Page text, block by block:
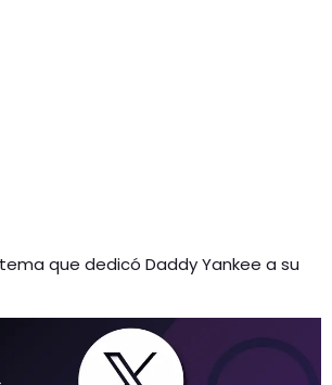
que dedicó Daddy Yankee a su